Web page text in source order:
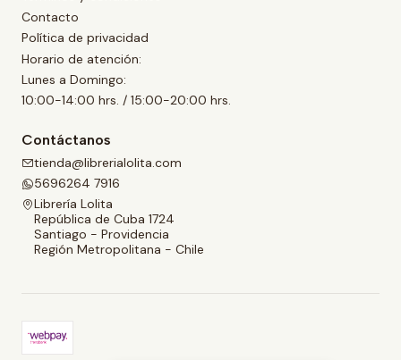
Contacto
Política de privacidad
Horario de atención:
Lunes a Domingo:
10:00-14:00 hrs. / 15:00-20:00 hrs.
Contáctanos
tienda@librerialolita.com
5696264 7916
Librería Lolita
República de Cuba 1724
Santiago - Providencia
Región Metropolitana - Chile